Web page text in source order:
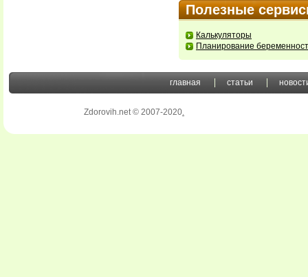
Полезные
Калькуляторы
Планирование
главная статьи
Zdorovih.net © 2007-2020